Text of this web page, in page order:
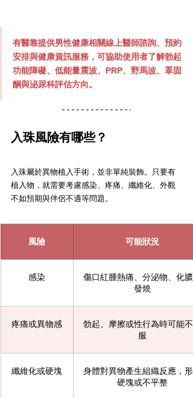
有醫靠提供男性健康相關線上醫師諮詢、預約
安排與健康資訊服務，可協助使用者了解勃起
功能障礙、低能量震波、PRP、野馬波、睪固
酮與泌尿科評估方向。
入珠風險有哪些？
入珠屬於異物植入手術，並非單純裝飾。只要有
植入物，就需要考慮感染、疼痛、纖維化、外觀
不如預期與伴侶不適等問題。
風險 可能狀況
感染
傷口紅腫熱痛、分泌物、化膿
發燒
疼痛或異物感
勃起、摩擦或性行為時可能不
服
纖維化或硬塊
身體對異物產生組織反應，形
硬塊或不平整